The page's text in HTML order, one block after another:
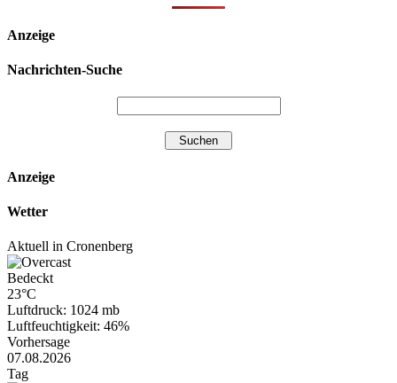
Anzeige
Nachrichten-Suche
Anzeige
Wetter
Aktuell in Cronenberg
Bedeckt
23°C
Luftdruck: 1024 mb
Luftfeuchtigkeit: 46%
Vorhersage
07.08.2026
Tag